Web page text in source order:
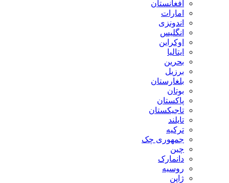
افغانستان
امارات
اندونزی
انگلیس
اوکراین
ایتالیا
بحرین
برزیل
بلغارستان
بوتان
پاکستان
تاجیکستان
تایلند
ترکیه
جمهوری چک
چین
دانمارک
روسیه
ژاپن